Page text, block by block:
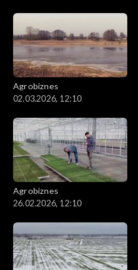
Agrobiznes
02.03.2026, 12:10
Agrobiznes
26.02.2026, 12:10